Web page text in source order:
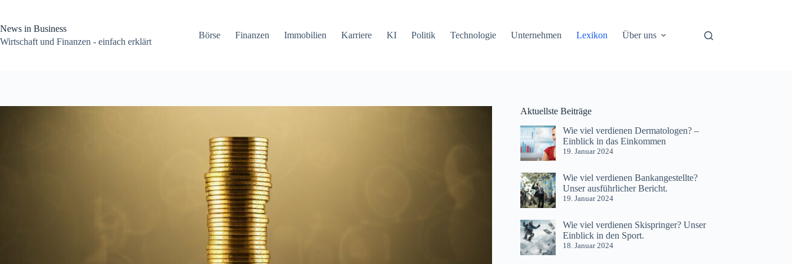
springen
News in Business
Wirtschaft und Finanzen - einfach erklärt
Börse Finanzen Immobilien Karriere KI Politik Technologie Unternehmen Lexikon Über uns
Aktuellste Beiträge
Wie viel verdienen Dermatologen? –
Einblick in das Einkommen
19. Januar 2024
Wie viel verdienen Bankangestellte?
Unser ausführlicher Bericht.
19. Januar 2024
Wie viel verdienen Skispringer? Unser
Einblick in den Sport.
18. Januar 2024